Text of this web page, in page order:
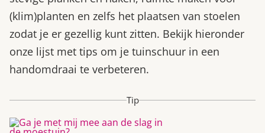
(klim)planten en zelfs het plaatsen van stoelen
zodat je er gezellig kunt zitten. Bekijk hieronder
onze lijst met tips om je tuinschuur in een
handomdraai te verbeteren.
Tip